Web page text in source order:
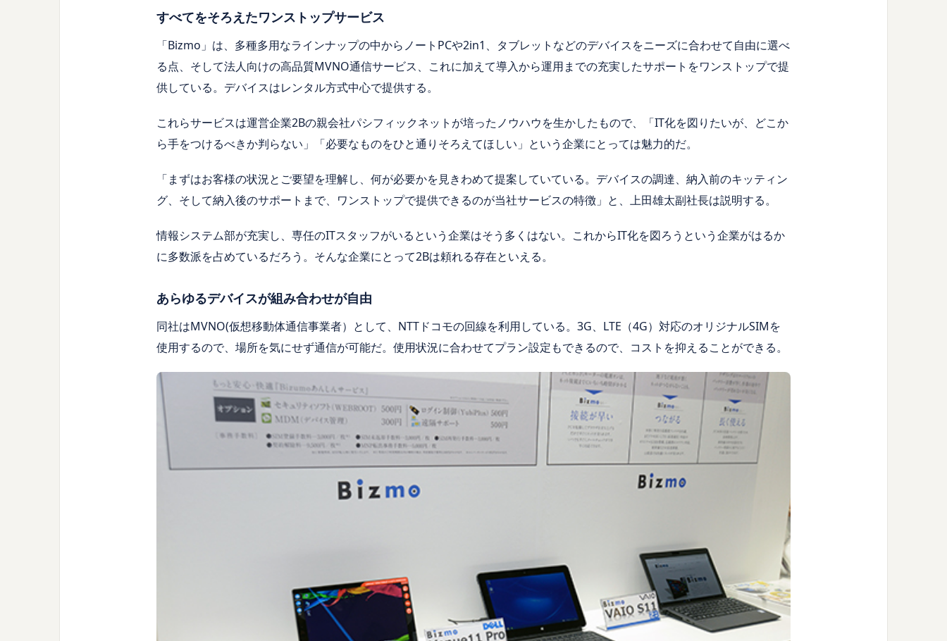
すべてをそろえたワンストップサービス
「Bizmo」は、多種多用なラインナップの中からノートPCや2in1、タブレットなどのデバイスをニーズに合わせて自由に選べ
る点、そして法人向けの高品質MVNO通信サービス、これに加えて導入から運用までの充実したサポートをワンストップで提
供している。デバイスはレンタル方式中心で提供する。
これらサービスは運営企業2Bの親会社パシフィックネットが培ったノウハウを生かしたもので、「IT化を図りたいが、どこか
ら手をつけるべきか判らない」「必要なものをひと通りそろえてほしい」という企業にとっては魅力的だ。
「まずはお客様の状況とご要望を理解し、何が必要かを見きわめて提案していている。デバイスの調達、納入前のキッティン
グ、そして納入後のサポートまで、ワンストップで提供できるのが当社サービスの特徴」と、上田雄太副社長は説明する。
情報システム部が充実し、専任のITスタッフがいるという企業はそう多くはない。これからIT化を図ろうという企業がはるか
に多数派を占めているだろう。そんな企業にとって2Bは頼れる存在といえる。
あらゆるデバイスが組み合わせが自由
同社はMVNO(仮想移動体通信事業者）として、NTTドコモの回線を利用している。3G、LTE（4G）対応のオリジナルSIMを
使用するので、場所を気にせず通信が可能だ。使用状況に合わせてプラン設定もできるので、コストを抑えることができる。